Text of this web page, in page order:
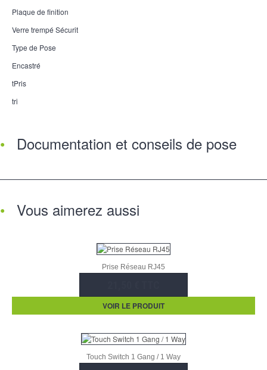
Plaque de finition
Verre trempé Sécurit
Type de Pose
Encastré
tPris
tri
Documentation et conseils de pose
Vous aimerez aussi
Prise Réseau RJ45
VOIR LE PRODUIT
Touch Switch 1 Gang / 1 Way